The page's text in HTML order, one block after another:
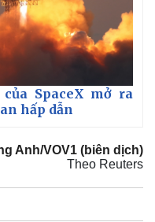
SpaceX mở ra
hấp dẫn
Anh/VOV1 (biên dịch)
Theo Reuters